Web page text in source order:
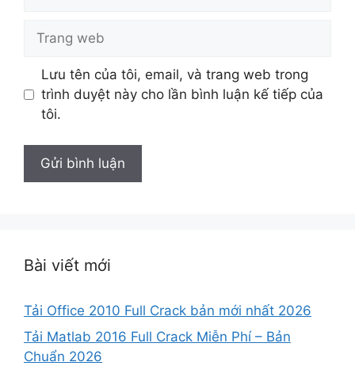
Trang
Lưu tên của tôi, email, và trang web trong
trình duyệt này cho lần bình luận kế tiếp của
tôi.
Bài viết mới
Tải Office 2010 Full Crack bản mới nhất 2026
Tải Matlab 2016 Full Crack Miễn Phí – Bản
Chuẩn 2026